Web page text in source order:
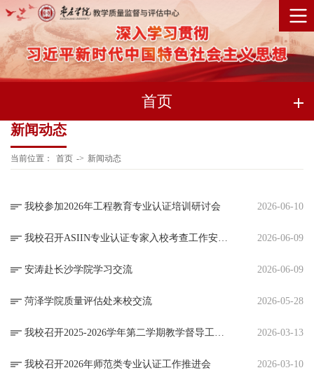
首页
新闻动态
当前位置： 首页 -> 新闻动态
我校参加2026年工程教育专业认证培训研讨会 2026-06-10
2026-06-09
安涛赴长沙学院学习交流 2026-06-09
菏泽学院质量评估处来校交流 2026-05-28
2026-03-13
我校召开2026年师范类专业认证工作推进会 2026-03-10